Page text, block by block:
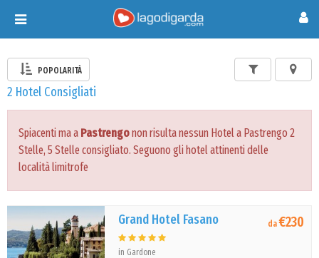
Toggle
navigation
POPOLARITÀ
2 Hotel Consigliati
Spiacenti ma a Pastrengonon risulta nessun Hotel a Pastrengo 2
Stelle, 5 Stelle consigliato. Seguono gli hotel attinenti delle
località limitrofe
Grand Hotel Fasano
in Gardone
da€230